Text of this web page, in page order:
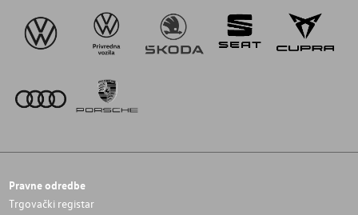
Pravne odredbe
Trgovački registar